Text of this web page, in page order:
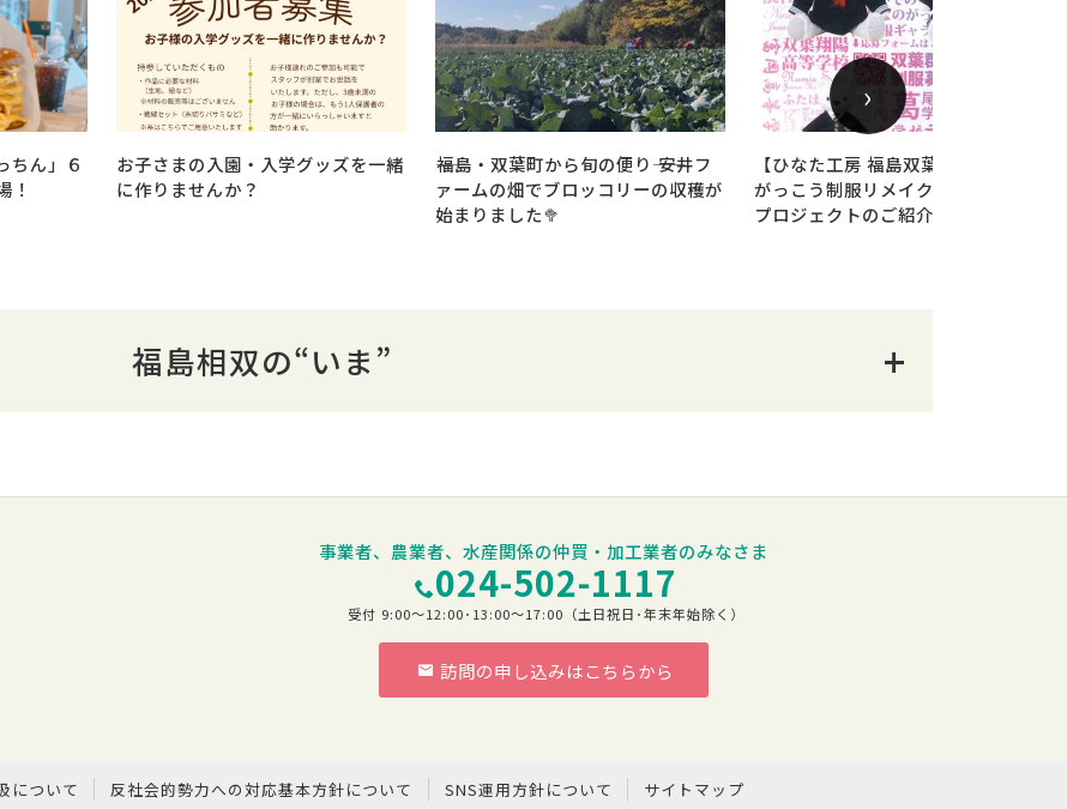
ちん」６
！
お子さまの入園・入学グッズを一緒
に作りませんか？
――福島・双葉町から旬の便り―― 安井フ
ァームの畑でブロッコリーの収穫が
始まりました🥦
【ひなた工房 福島双葉「ふたばの
がっこう制服リメイクギャラリー」
プロジェクトのご紹介】
›
福島相双の“いま”
事業者、農業者、水産関係の仲買・加工業者のみなさま
024-502-1117
受付 9:00～12:00･13:00～17:00（土日祝日･年末年始除く）
訪問の申し込みはこちらから
について 反社会的勢力への対応基本方針について SNS運用方針について サイトマップ